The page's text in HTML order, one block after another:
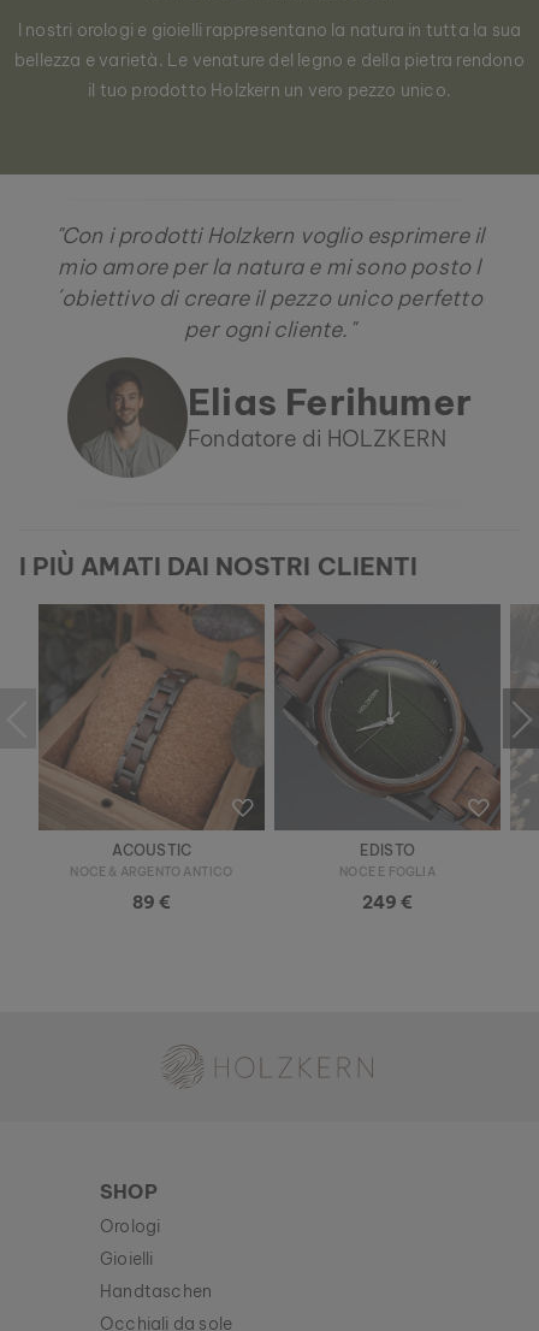
I nostri orologi e gioielli rappresentano la natura in tutta la sua
bellezza e varietà. Le venature del legno e della pietra rendono
il tuo prodotto Holzkern un vero pezzo unico.
"Con i prodotti Holzkern voglio esprimere il
mio amore per la natura e mi sono posto l
´obiettivo di creare il pezzo unico perfetto
per ogni cliente."
Elias Ferihumer
Fondatore di HOLZKERN
I PIÙ AMATI DAI NOSTRI CLIENTI
ACOUSTIC
NOCE & ARGENTO ANTICO
89 €
EDISTO
NOCE E FOGLIA
249 €
SHOP
Orologi
Gioielli
Handtaschen
Occhiali da sole